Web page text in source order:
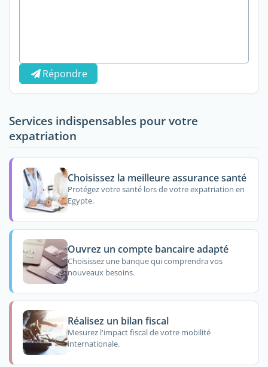
Répondre
Services indispensables pour votre
expatriation
Choisissez la meilleure assurance santé
Protégez votre santé lors de votre expatriation en
Egypte.
Ouvrez un compte bancaire adapté
Choisissez une banque qui comprendra vos
nouveaux besoins.
Réalisez un bilan fiscal
Mesurez l'impact fiscal de votre mobilité
internationale.